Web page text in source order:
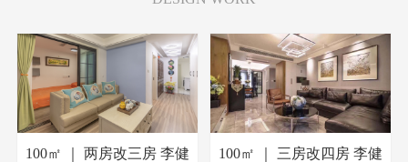
100㎡ ｜ 两房改三房 李健 100㎡ ｜ 三房改四房 李健